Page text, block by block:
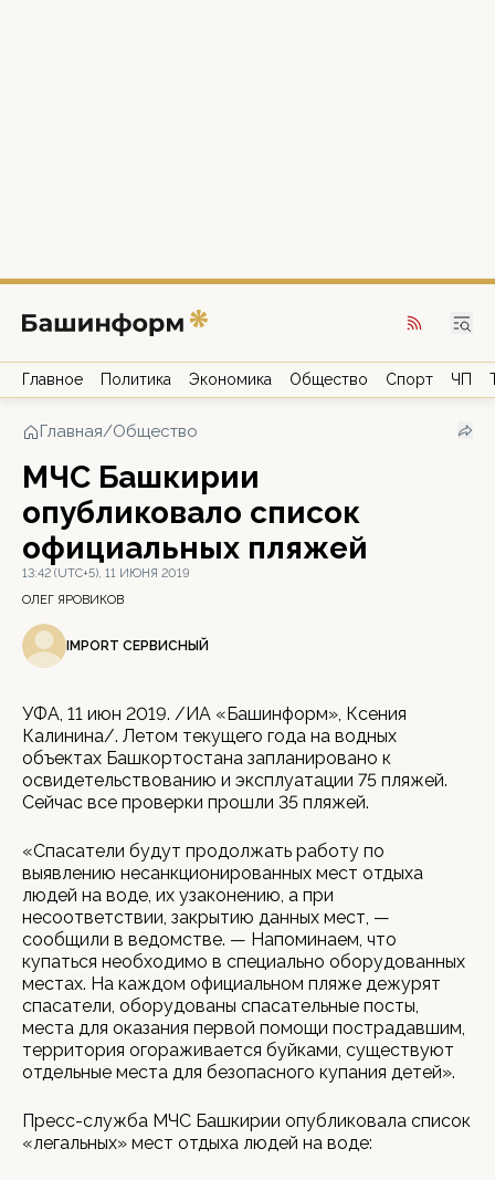
Главное Политика Экономика Общество Спорт ЧП
Главная/Общество
МЧС Башкирии
опубликовало список
официальных пляжей
13:42 (UTC+5), 11 ИЮНЯ 2019
ОЛЕГ ЯРОВИКОВ
IMPORT СЕРВИСНЫЙ
УФА, 11 июн 2019. /ИА «Башинформ», Ксения
Калинина/. Летом текущего года на водных
объектах Башкортостана запланировано к
освидетельствованию и эксплуатации 75 пляжей.
Сейчас все проверки прошли 35 пляжей.
«Спасатели будут продолжать работу по
выявлению несанкционированных мест отдыха
людей на воде, их узаконению, а при
несоответствии, закрытию данных мест, —
сообщили в ведомстве. — Напоминаем, что
купаться необходимо в специально оборудованных
местах. На каждом официальном пляже дежурят
спасатели, оборудованы спасательные посты,
места для оказания первой помощи пострадавшим,
территория огораживается буйками, существуют
отдельные места для безопасного купания детей».
Пресс-служба МЧС Башкирии опубликовала список
«легальных» мест отдыха людей на воде: